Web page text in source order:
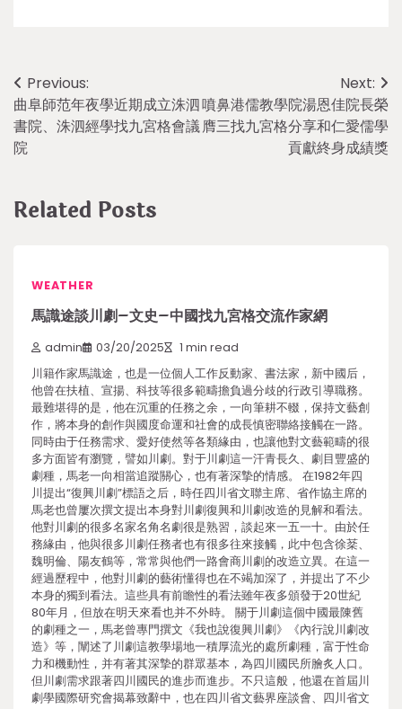
Post
navigation
Previous:
曲阜師范年夜學近期成立洙泗
書院、洙泗經學找九宮格會議
院
Next:
噴鼻港儒教學院湯恩佳院長榮
膺三找九宮格分享和仁愛儒學
貢獻終身成績獎
Related Posts
WEATHER
馬識途談川劇–文史–中國找九宮格交流作家網
admin 03/20/2025 1 min read
川籍作家馬識途，也是一位個人工作反動家、書法家，新中國后，
他曾在扶植、宣揚、科技等很多範疇擔負過分歧的行政引導職務。
最難堪得的是，他在沉重的任務之余，一向筆耕不輟，保持文藝創
作，將本身的創作與國度命運和社會的成長慎密聯絡接觸在一路。
同時由于任務需求、愛好使然等各類緣由，也讓他對文藝範疇的很
多方面皆有瀏覽，譬如川劇。對于川劇這一汗青長久、劇目豐盛的
劇種，馬老一向相當追蹤關心，也有著深摯的情感。 在1982年四
川提出“復興川劇”標語之后，時任四川省文聯主席、省作協主席的
馬老也曾屢次撰文提出本身對川劇復興和川劇改造的見解和看法。
他對川劇的很多名家名角名劇很是熟習，談起來一五一十。由於任
務緣由，他與很多川劇任務者也有很多往來接觸，此中包含徐棻、
魏明倫、陽友鶴等，常常與他們一路會商川劇的改造立異。在這一
經過歷程中，他對川劇的藝術懂得也在不竭加深了，并提出了不少
本身的獨到看法。這些具有前瞻性的看法雖年夜多頒發于20世紀
80年月，但放在明天來看也并不外時。 關于川劇這個中國最陳舊
的劇種之一，馬老曾專門撰文《我也說復興川劇》《內行說川劇改
造》等，闡述了川劇這教學場地一積厚流光的處所劇種，富于性命
力和機動性，并有著其深摯的群眾基本，為四川國民所膾炙人口。
但川劇需求跟著四川國民的進步而進步。不只這般，他還在首屆川
劇學國際研究會揭幕致辭中，也在四川省文藝界座談會、四川省文